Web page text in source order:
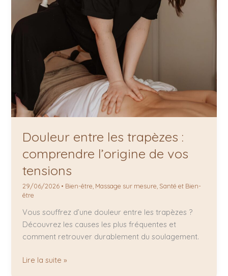
Douleur entre les trapèzes :
comprendre l’origine de vos
tensions
29/06/2026 • Bien-être Massage sur mesure Santé et Bien-
être
Vous souffrez d’une douleur entre les trapèzes ?
Découvrez les causes les plus fréquentes et
comment retrouver durablement du soulagement.
Lire la suite »